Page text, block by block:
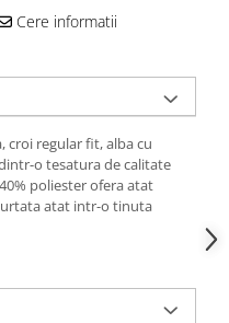
Cere informatii
croi regular fit, alba cu
o tesatura de calitate
poliester ofera atat
atat intr-o tinuta